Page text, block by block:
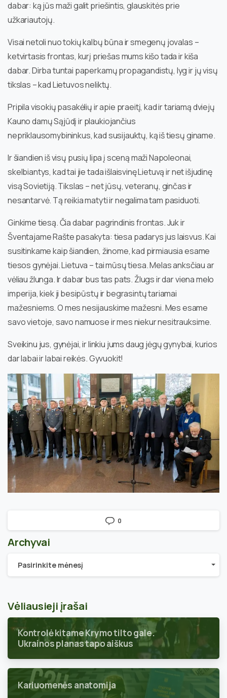
dabar: ką jūs maži galit priešintis, glauskitės prie
užkariautojų.
Visai netoli nuo tokių kalbų būna ir smegenų jovalas –
ketvirtasis frontas, kurį priešas mums kišo tada ir kiša
dabar. Dirba tuntai paperkamų propagandistų, lyg ir jų visų
tikslas – kad Lietuvos neliktų.
Pripila visokių pasakėlių ir apie praeitį, kad ir tariamą dviejų
Kauno damų Sąjūdį ir plaukiojančius
nepriklausomybininkus, kad susijauktų, ką iš tiesų giname.
Ir šiandien iš visų pusių lipa į sceną maži Napoleonai,
skelbiantys, kad tai jie tada išlaisvinę Lietuvą ir net išjudinę
visą Sovietiją. Tikslas – net jūsų, veteranų, ginčas ir
nesantarvė. Tą reikia matyti ir negalima tam pasiduoti.
Ginkime tiesą. Čia dabar pagrindinis frontas. Juk ir
Šventajame Rašte pasakyta: tiesa padarys jus laisvus. Kai
susitinkame kaip šiandien, žinome, kad pirmiausia esame
tiesos gynėjai. Lietuva – tai mūsų tiesa. Melas anksčiau ar
vėliau žlunga. Ir dabar bus tas pats. Žlugs ir dar viena melo
imperija, kiek ji besipūstų ir begrasintų tariamai
mažesniems. O mes nesijauskime mažesni. Mes esame
savo vietoje, savo namuose ir mes niekur nesitrauksime.
Sveikinu jus, gynėjai, ir linkiu jums daug jėgų gynybai, kurios
dar labai ir labai reikės. Gyvuokit!
0
Archyvai
Archyvai
Pasirinkite mėnesį
Vėliausieji įrašai
Kontrolė kitame Krymo tilto gale.
Ukrainos planas tapo aiškus
Kariuomenės anatomija